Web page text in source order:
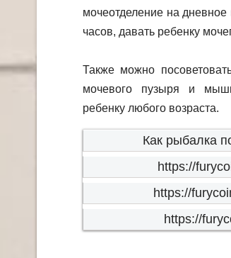
мочеотделение на
часов, давать ребенку
Также можно
мочевого пузыря и
ребенку любого возраста.
Как рыбалка
https://
https://
https://